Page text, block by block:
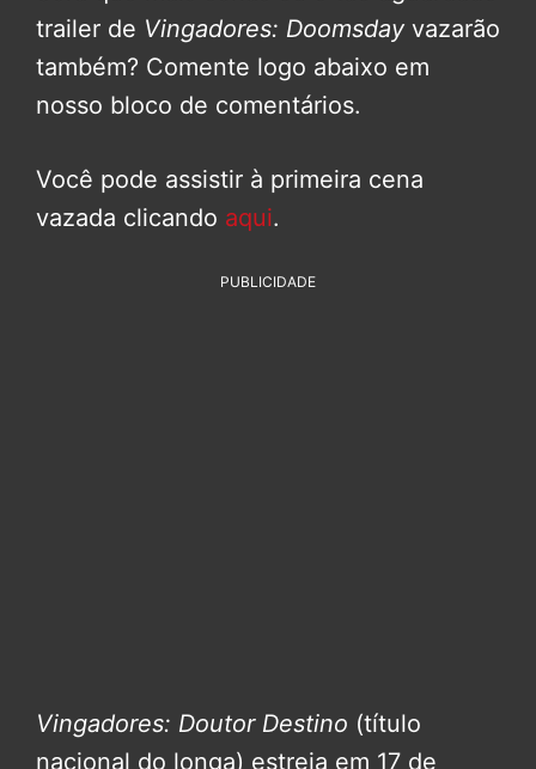
trailer de Vingadores: Doomsday vazarão
também? Comente logo abaixo em
nosso bloco de comentários.
Você pode assistir à primeira cena
vazada clicando aqui.
PUBLICIDADE
Vingadores: Doutor Destino (título
nacional do longa) estreia em 17 de